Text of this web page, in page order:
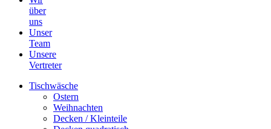
über
uns
Unser
Team
Unsere
Vertreter
Tischwäsche
Ostern
Weihnachten
Decken / Kleinteile